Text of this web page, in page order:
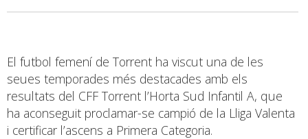
El futbol femení de Torrent ha viscut una de les
seues temporades més destacades amb els
resultats del CFF Torrent l’Horta Sud Infantil A, que
ha aconseguit proclamar-se campió de la Lliga Valenta
i certificar l’ascens a Primera Categoria.